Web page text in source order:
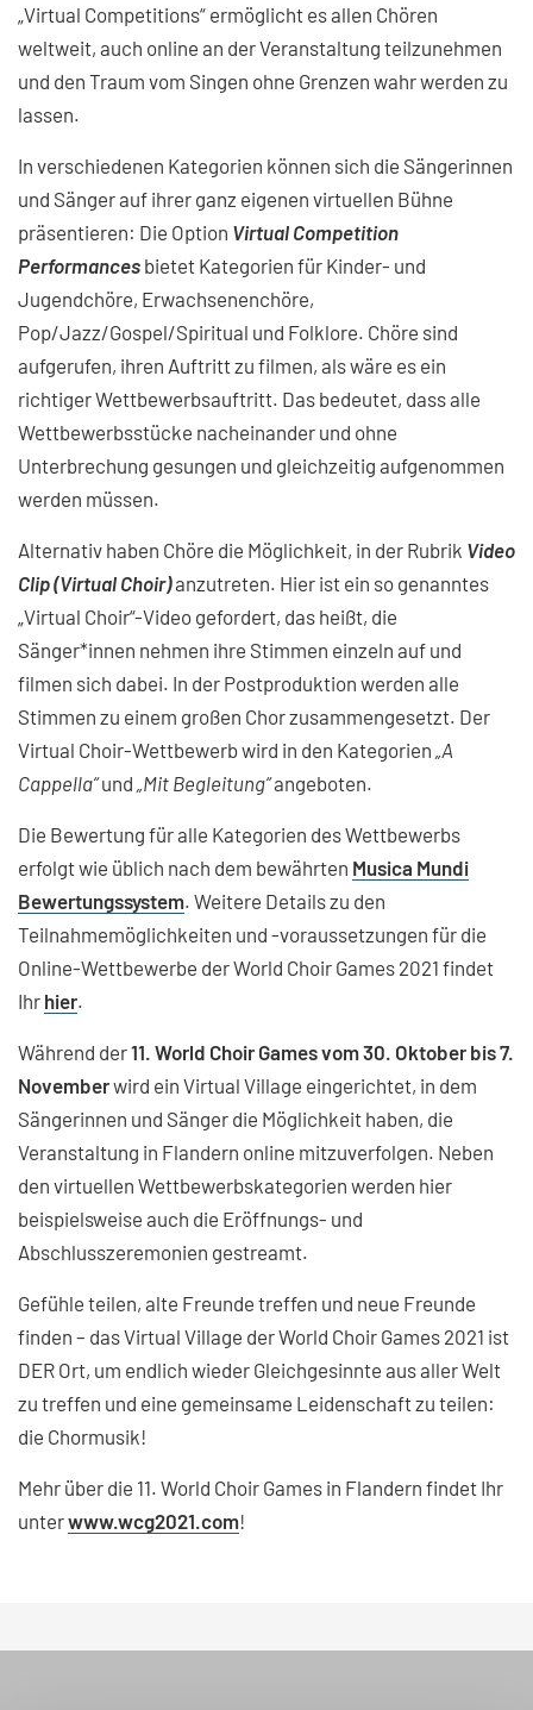
„Virtual Competitions“ ermöglicht es allen Chören
weltweit, auch online an der Veranstaltung teilzunehmen
und den Traum vom Singen ohne Grenzen wahr werden zu
lassen.
In verschiedenen Kategorien können sich die Sängerinnen
und Sänger auf ihrer ganz eigenen virtuellen Bühne
präsentieren: Die Option Virtual Competition
Performances bietet Kategorien für Kinder- und
Jugendchöre, Erwachsenenchöre,
Pop/Jazz/Gospel/Spiritual und Folklore. Chöre sind
aufgerufen, ihren Auftritt zu filmen, als wäre es ein
richtiger Wettbewerbsauftritt. Das bedeutet, dass alle
Wettbewerbsstücke nacheinander und ohne
Unterbrechung gesungen und gleichzeitig aufgenommen
werden müssen.
Alternativ haben Chöre die Möglichkeit, in der Rubrik Video
Clip (Virtual Choir)anzutreten. Hier ist ein so genanntes
„Virtual Choir“-Video gefordert, das heißt, die
Sänger*innen nehmen ihre Stimmen einzeln auf und
filmen sich dabei. In der Postproduktion werden alle
Stimmen zu einem großen Chor zusammengesetzt. Der
Virtual Choir-Wettbewerb wird in den Kategorien „A
Cappella“und „Mit Begleitung“angeboten.
Die Bewertung für alle Kategorien des Wettbewerbs
erfolgt wie üblich nach dem bewährten Musica Mundi
Bewertungssystem. Weitere Details zu den
Teilnahmemöglichkeiten und -voraussetzungen für die
Online-Wettbewerbe der World Choir Games 2021 findet
Ihr hier.
Während der11. World Choir Games vom 30. Oktober bis 7.
Novemberwird ein Virtual Village eingerichtet, in dem
Sängerinnen und Sänger die Möglichkeit haben, die
Veranstaltung in Flandern online mitzuverfolgen. Neben
den virtuellen Wettbewerbskategorien werden hier
beispielsweise auch die Eröffnungs- und
Abschlusszeremonien gestreamt.
Gefühle teilen, alte Freunde treffen und neue Freunde
finden – das Virtual Village der World Choir Games 2021 ist
DER Ort, um endlich wieder Gleichgesinnte aus aller Welt
zu treffen und eine gemeinsame Leidenschaft zu teilen:
die Chormusik!
Mehr über die 11. World Choir Games in Flandern findet Ihr
unterwww.wcg2021.com!